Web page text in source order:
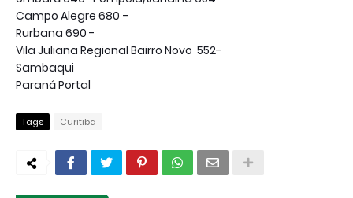
Campo Alegre 680 –
Rurbana 690 -
Vila Juliana Regional Bairro Novo 552-
Sambaqui
Paraná Portal
Tags Curitiba